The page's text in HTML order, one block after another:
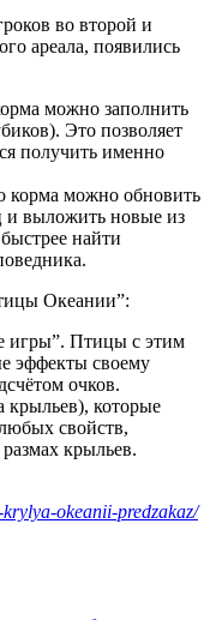
во второй и
ареала, появились
можно заполнить
Это позволяет
получить именно
корма можно обновить
и выложить новые из
найти
Океании”:
игры”. Птицы с этим
эффекты своему
очков.
крыльев), которые
свойств,
крыльев.
okeanii-predzakaz/